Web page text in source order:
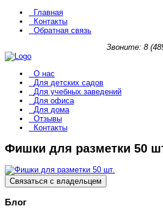
Главная
Контакты
Обратная связь
Звоните: 8
О нас
Для детских садов
Для учебных заведений
Для офиса
Для дома
Отзывы
Контакты
Фишки для разметки 50
Связаться с владельцем
Блог